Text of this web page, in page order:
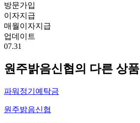
방문가입
이자지급
매월이자지급
업데이트
07.31
원주밝음신협의 다른 상품
파워정기예탁금
원주밝음신협